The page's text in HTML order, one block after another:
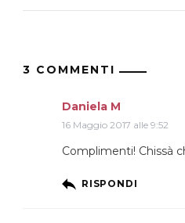
3 COMMENTI
Daniela M
16 Maggio 2017 alle 9:52
Complimenti! Chissà
RISPONDI